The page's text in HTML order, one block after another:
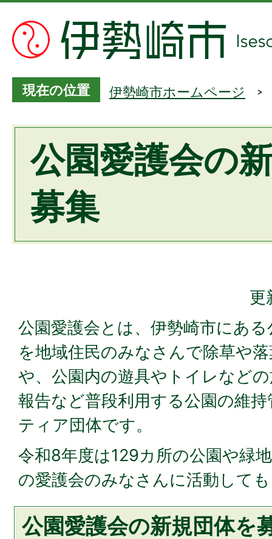
現在の位置 伊勢崎市ホームページ
公園愛護会の
募集
更
公園愛護会とは、伊勢崎市にあ
を地域住民のみなさんで除草や
や、公園内の遊具やトイレなど
報告など普段利用する公園の維
ティア団体です。
令和8年度は129カ所の公園や緑
の愛護会のみなさんに活動して
公園愛護会の新規団体を